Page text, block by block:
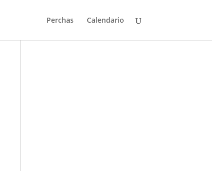
Perchas Calendario